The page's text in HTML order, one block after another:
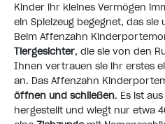
Kinder ihr kleines Vermögen
ein Spielzeug begegnet, das
Beim Affenzahn
Tiergesichter, die sie von den
Ihnen vertrauen sie ihr erstes
an. Das Affenzahn
öffnen und schließen. Es ist aus
hergestellt und wiegt nur etwa